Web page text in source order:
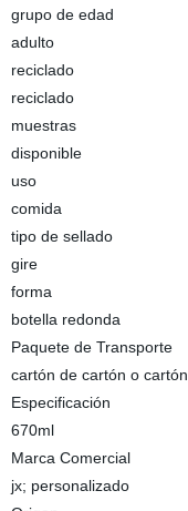
grupo de edad
adulto
reciclado
reciclado
muestras
disponible
uso
comida
tipo de sellado
gire
forma
botella redonda
Paquete de Transporte
cartón de cartón o cartón
Especificación
670ml
Marca Comercial
jx; personalizado